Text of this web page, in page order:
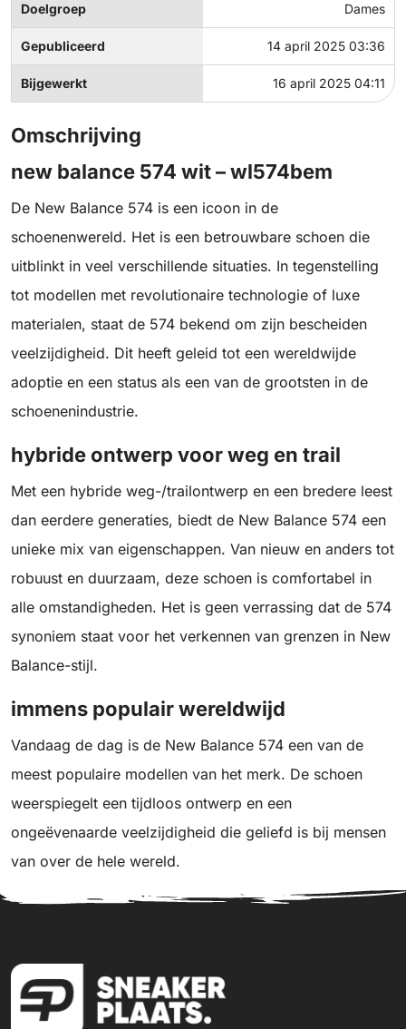
Doelgroep Dames
Gepubliceerd 14 april 2025 03:36
Bijgewerkt 16 april 2025 04:11
Omschrijving
new balance 574 wit – wl574bem
De New Balance 574 is een icoon in de
schoenenwereld. Het is een betrouwbare schoen die
uitblinkt in veel verschillende situaties. In tegenstelling
tot modellen met revolutionaire technologie of luxe
materialen, staat de 574 bekend om zijn bescheiden
veelzijdigheid. Dit heeft geleid tot een wereldwijde
adoptie en een status als een van de grootsten in de
schoenenindustrie.
hybride ontwerp voor weg en trail
Met een hybride weg-/trailontwerp en een bredere leest
dan eerdere generaties, biedt de New Balance 574 een
unieke mix van eigenschappen. Van nieuw en anders tot
robuust en duurzaam, deze schoen is comfortabel in
alle omstandigheden. Het is geen verrassing dat de 574
synoniem staat voor het verkennen van grenzen in New
Balance-stijl.
immens populair wereldwijd
Vandaag de dag is de New Balance 574 een van de
meest populaire modellen van het merk. De schoen
weerspiegelt een tijdloos ontwerp en een
ongeëvenaarde veelzijdigheid die geliefd is bij mensen
van over de hele wereld.